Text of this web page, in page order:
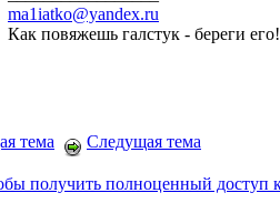
ma1iatko@yandex.ru
Как повяжешь галстук - береги
тема Следущая тема
получить полноценный доступ